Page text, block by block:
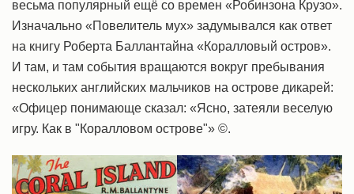
весьма популярный ещё со времен «Робинзона Крузо».
Изначально «Повелитель мух» задумывался как ответ
на книгу Роберта Баллантайна «Коралловый остров».
И там, и там события вращаются вокруг пребывания
нескольких английских мальчиков на острове дикарей:
«Офицер понимающе сказал: «Ясно, затеяли веселую
игру. Как в "Коралловом острове"» ©.